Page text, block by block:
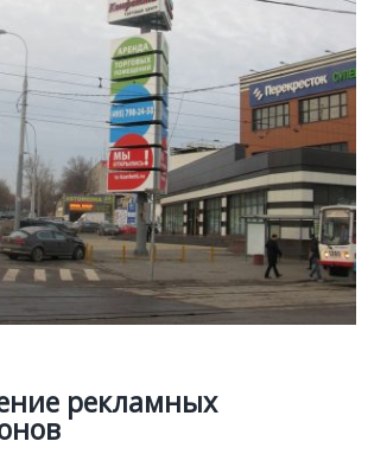
рекламных
РЕКЛАМНЫЕ СТЕЛЫ
Подробней
рекламных стел, пилонов
рекламной стелы включая разработку
проектной документации и монтаж.